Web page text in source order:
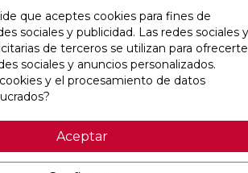
que aceptes cookies para fines de
sociales y publicidad. Las redes sociales y
de terceros se utilizan para ofrecerte
sociales y anuncios personalizados.
y el procesamiento de datos
Aceptar